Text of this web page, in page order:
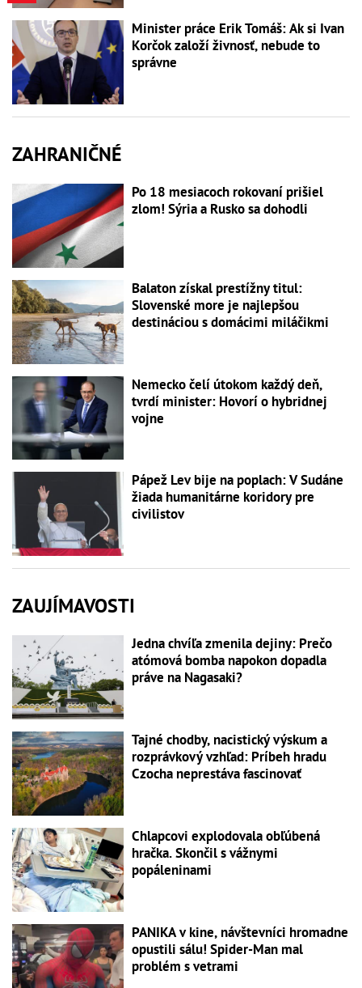
Minister práce Erik Tomáš: Ak si Ivan
Korčok založí živnosť, nebude to
správne
ZAHRANIČNÉ
Po 18 mesiacoch rokovaní prišiel
zlom! Sýria a Rusko sa dohodli
Balaton získal prestížny titul:
Slovenské more je najlepšou
destináciou s domácimi miláčikmi
Nemecko čelí útokom každý deň,
tvrdí minister: Hovorí o hybridnej
vojne
Pápež Lev bije na poplach: V Sudáne
žiada humanitárne koridory pre
civilistov
ZAUJÍMAVOSTI
Jedna chvíľa zmenila dejiny: Prečo
atómová bomba napokon dopadla
práve na Nagasaki?
Tajné chodby, nacistický výskum a
rozprávkový vzhľad: Príbeh hradu
Czocha neprestáva fascinovať
Chlapcovi explodovala obľúbená
hračka. Skončil s vážnymi
popáleninami
PANIKA v kine, návštevníci hromadne
opustili sálu! Spider-Man mal
problém s vetrami